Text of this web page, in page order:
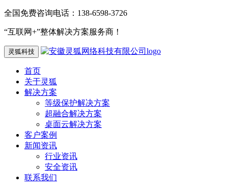
全国免费咨询电话：138-6598-3726
“互联网+”整体解决方案服务商！
灵狐科技
首页
关于灵狐
解决方案
等级保护解决方案
超融合解决方案
桌面云解决方案
客户案例
新闻资讯
行业资讯
安全资讯
联系我们